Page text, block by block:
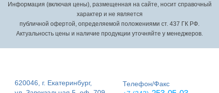
Информация (включая цены), размещенная на сайте, носит справочный
характер и не является
публичной офертой, определяемой положениями ст. 437 ГК РФ.
Актуальность цены и наличие продукции уточняйте у менеджеров.
620046, г. Екатеринбург,
Телефон/Факс